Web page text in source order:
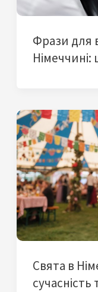
Фрази для
Свята в
сучасність